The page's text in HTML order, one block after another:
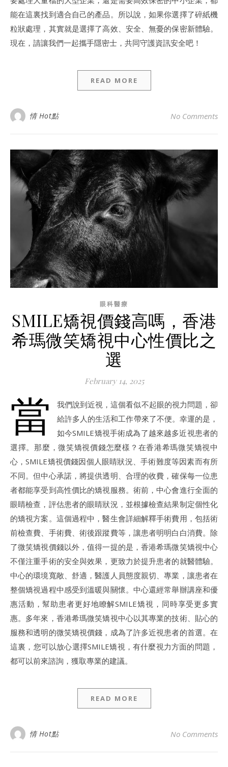
能在這裏找到適合自己的產品。所以說，如果你選擇了碎紙機
粒狀處理，其實就是選擇了高效、安全、無憂的保密新體驗。
現在，請讓我們一起攜手隱密士，共同守護資訊安全吧！
READ MORE
情 Hot點 No Comments
眼科醫療
SMILE矯視價錢高嗎，香港
希瑪微笑矯視中心性價比之
選
February 14, 2025
當
我們說到近視，這個看似不起眼的視力問題，卻
給許多人的生活和工作帶來了不便。幸運的是，
如今SMILE矯視手術成為了越來越多近視患者的
選擇。那麼，微笑矯視價錢怎麼樣？在香港希瑪微笑矯視中
心，SMILE矯視價錢因個人眼睛狀況、手術難度等因素而有所
不同。但中心承諾，將提供透明、合理的收費，確保每一位患
者都能享受到高性價比的矯視服務。術前，中心會進行全面的
眼睛檢查，評估患者的眼睛狀況，並根據檢查結果制定個性化
的矯視方案。這個過程中，醫生會詳細解釋手術費用，包括術
前檢查費、手術費、術後跟蹤費等，讓患者明明白白消費。除
了微笑矯視價錢以外，值得一提的是，香港希瑪微笑矯視中心
不僅注重手術的安全與效果，更致力於提升患者的就醫體驗。
中心的環境寬敞、舒適，醫護人員態度親切、專業，讓患者在
整個矯視過程中感受到溫暖與關懷。中心還經常舉辦講座和優
惠活動，幫助患者更好地瞭解SMILE矯視，同時享受更多實
惠。多年來，香港希瑪微笑矯視中心以其專業的技術、貼心的
服務和透明的微笑矯視價錢，成為了許多近視患者的首選。在
這裏，您可以放心選擇SMILE矯視，有什麼視力方面的問題，
都可以前來諮詢，獲取專業的建議。
READ MORE
情 Hot點 No Comments